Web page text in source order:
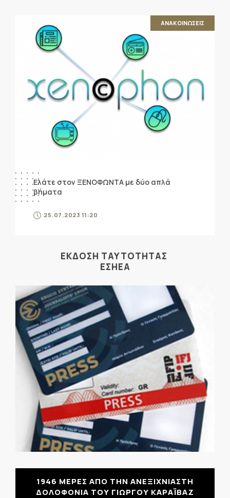
ΑΝΑΚΟΙΝΩΣΕΙΣ
Ελάτε στον ΞΕΝΟΦΩΝΤΑ με δύο απλά
βήματα
25.07.2023 11:20
ΕΚΔΟΣΗ ΤΑΥΤΟΤΗΤΑΣ
ΕΣΗΕΑ
1946 ΜΕΡΕΣ ΑΠΟ ΤΗΝ ΑΝΕΞΙΧΝΙΑΣΤΗ
ΔΟΛΟΦΟΝΙΑ ΤΟΥ ΓΙΩΡΓΟΥ ΚΑΡΑΪΒΑΖ